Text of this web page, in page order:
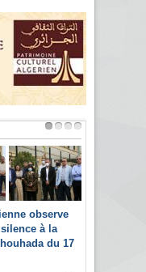
observe
à la
du 17